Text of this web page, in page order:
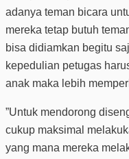
adanya teman bicara
mereka tetap butuh
bisa didiamkan begitu
kepedulian petugas
anak maka lebih
”Untuk mendorong
cukup maksimal
yang mana mereka